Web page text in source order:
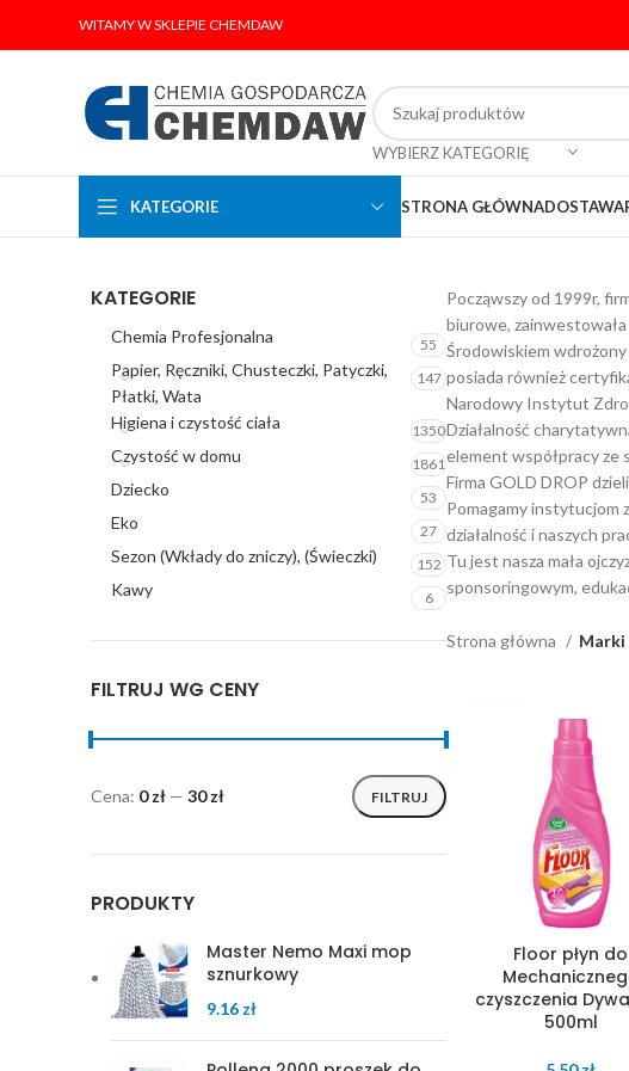
WITAMY W SKLEPIE CHEMDAW
WYBIERZ KATEGORIĘ
KATEGORIE STRONA GŁÓWNADOSTAWA
KATEGORIE
Chemia Profesjonalna 55
Papier, Ręczniki, Chusteczki, Patyczki,
Płatki, Wata
147
Higiena i czystość ciała 1350
Czystość w domu 1861
Dziecko 53
Eko 27
Sezon (Wkłady do zniczy), (Świeczki) 152
Kawy 6
FILTRUJ WG CENY
FILTRUJ
Cena: 0 zł — 30 zł
PRODUKTY
Master Nemo Maxi mop
sznurkowy
9.16 zł
Począwszy od 1999r,
biurowe,
Środowiskiem
posiada również
Narodowy Instytut
Działalność
element współpracy ze
Firma GOLD DROP
Pomagamy instytucjom
działalność i naszych
Tu jest nasza mała
sponsoringowym,
Strona główna Marki
Floor płyn do
czyszczenia
500ml